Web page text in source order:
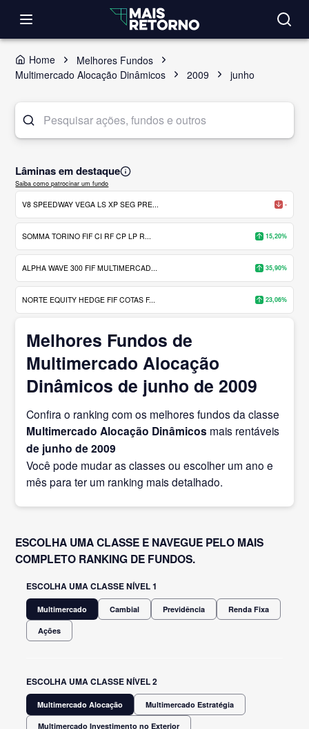
Home
Melhores Fundos
Multimercado Alocação Dinâmicos
2009 junho
Lâminas em destaque
Saiba como patrocinar um fundo
V8 SPEEDWAY VEGA LS XP SEG PRE... -
SOMMA TORINO FIF CI RF CP LP R... 15,20%
ALPHA WAVE 300 FIF MULTIMERCAD... 35,90%
NORTE EQUITY HEDGE FIF COTAS F... 23,06%
Melhores Fundos de
Multimercado Alocação
Dinâmicos de junho de 2009
Confira o ranking com os melhores fundos da classe
Multimercado Alocação Dinâmicos mais rentáveis
de junho de 2009
Você pode mudar as classes ou escolher um ano e
mês para ter um ranking mais detalhado.
ESCOLHA UMA CLASSE E NAVEGUE PELO MAIS
COMPLETO RANKING DE FUNDOS.
ESCOLHA UMA CLASSE NÍVEL 1
Multimercado Cambial Previdência Renda Fixa
Ações
ESCOLHA UMA CLASSE NÍVEL 2
Multimercado Alocação Multimercado Estratégia
Multimercado Investimento no Exterior